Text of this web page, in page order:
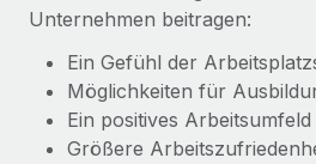
Geräten
Gründung von
Schnelle, rechtssichere
Niederlassungen
Strategische Partnerschaft
Reverse Tech und Remote
Management und Payroll
Steuern
Den Blog erkunden
Unternehmen beitragen:
Ein Gefühl der
Möglichkeiten für
Ein positives Arbeitsumfeld
Größere